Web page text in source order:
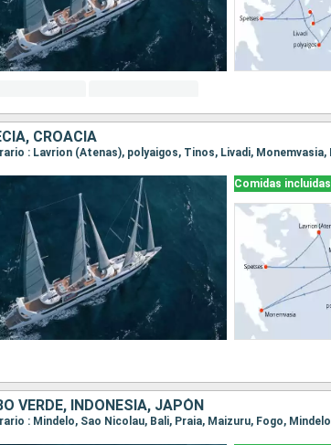
CROACIA
Comidas incluidas
VERDE, INDONESIA, JAPÓN
: Mindelo, Sao Nicolau, Bali, Praia, Maizuru, Fogo, Mindelo